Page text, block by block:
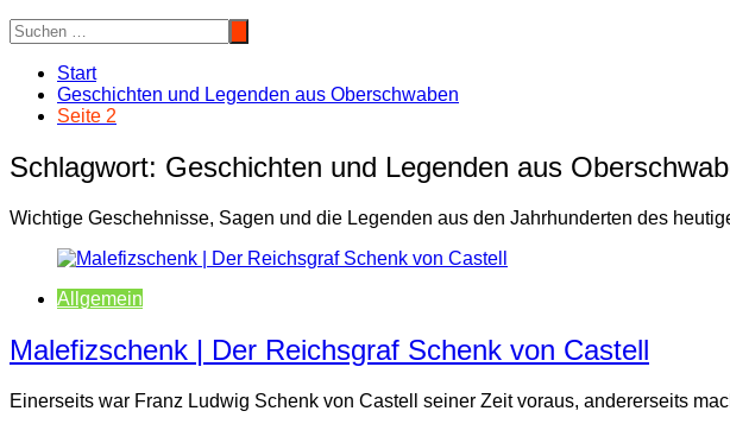
Start
Geschichten und Legenden aus Oberschwaben
Seite 2
Schlagwort: Geschichten und Legenden aus
Wichtige Geschehnisse, Sagen und die Legenden aus den Jahrhunderten des
Allgemein
Malefizschenk | Der Reichsgraf Schenk von Castell
Einerseits war Franz Ludwig Schenk von Castell seiner Zeit voraus, andererseits